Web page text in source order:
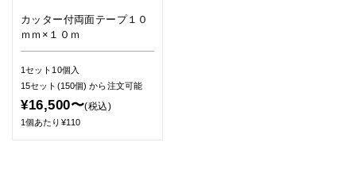
カッター付両面テープ１０
ｍｍ×１０ｍ
1セット10個入
15セット(150個)から注文可能
¥16,500〜(税込)
1個あたり¥110